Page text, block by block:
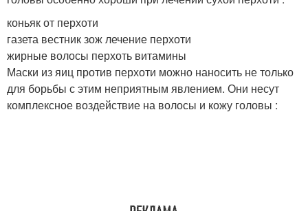
коньяк от перхоти
газета вестник зож лечение перхоти
жирные волосы перхоть витамины
Маски из яиц против перхоти можно наносить не только
для борьбы с этим неприятным явлением. Они несут
комплексное воздействие на волосы и кожу головы :